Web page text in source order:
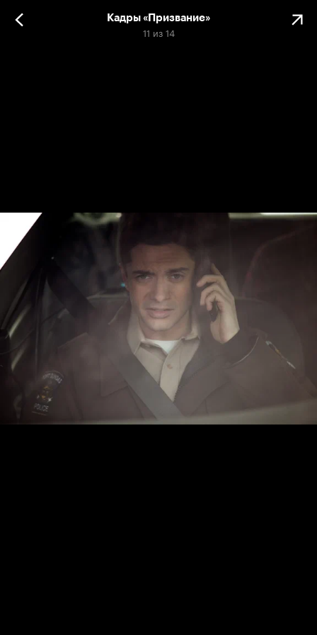
Кадры «Призвание»
11 из 14